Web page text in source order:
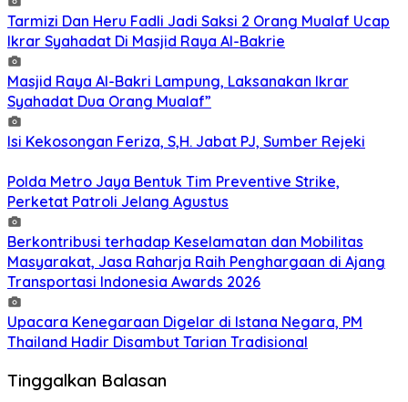
Tarmizi Dan Heru Fadli Jadi Saksi 2 Orang Mualaf Ucap
Ikrar Syahadat Di Masjid Raya Al-Bakrie
Masjid Raya Al-Bakri Lampung, Laksanakan Ikrar
Syahadat Dua Orang Mualaf”
Isi Kekosongan Feriza, S,H. Jabat PJ, Sumber Rejeki
Polda Metro Jaya Bentuk Tim Preventive Strike,
Perketat Patroli Jelang Agustus
Berkontribusi terhadap Keselamatan dan Mobilitas
Masyarakat, Jasa Raharja Raih Penghargaan di Ajang
Transportasi Indonesia Awards 2026
Upacara Kenegaraan Digelar di Istana Negara, PM
Thailand Hadir Disambut Tarian Tradisional
Tinggalkan Balasan